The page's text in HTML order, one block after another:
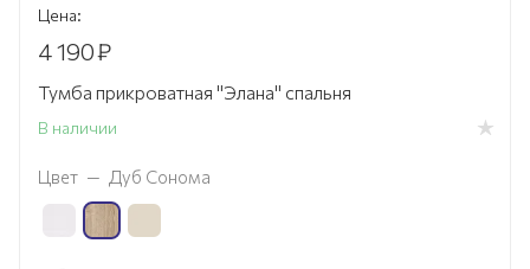
Цена:
4 190₽
Тумба прикроватная "Элана" спальня
В наличии
Цвет — Дуб Сонома